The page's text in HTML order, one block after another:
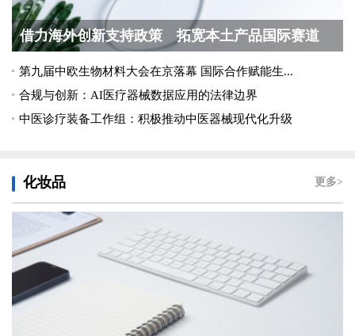
借力海外创新支持政策 拓宽本土产品国际赛道
第九届中欧生物材料大会在京落幕 国际合作赋能生...
合规与创新：AI医疗器械数据应用的法律边界
中医诊疗装备工作组：积极推动中医器械现代化升级
化妆品 更多>